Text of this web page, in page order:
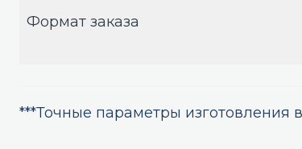
Формат заказа
***Точные параметры изготовления